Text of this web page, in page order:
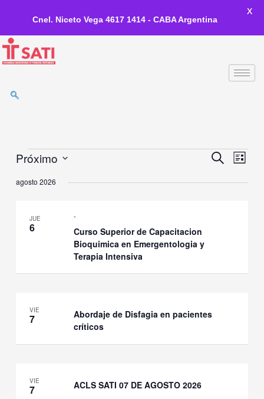
contenido
Eventos
Eventos
Búsqueda
Búsqueda
de
Lista
Próximo
la
agosto 2026
JUE
6
Curso Superior de Capacitacion
Bioquimica en Emergentologia y
Terapia Intensiva
-
VIE
7
Abordaje de Disfagia en pacientes
críticos
VIE
7 ACLS SATI 07 DE AGOSTO 2026
Cnel. Niceto Vega 4617 1414 - CABA Argentina
X